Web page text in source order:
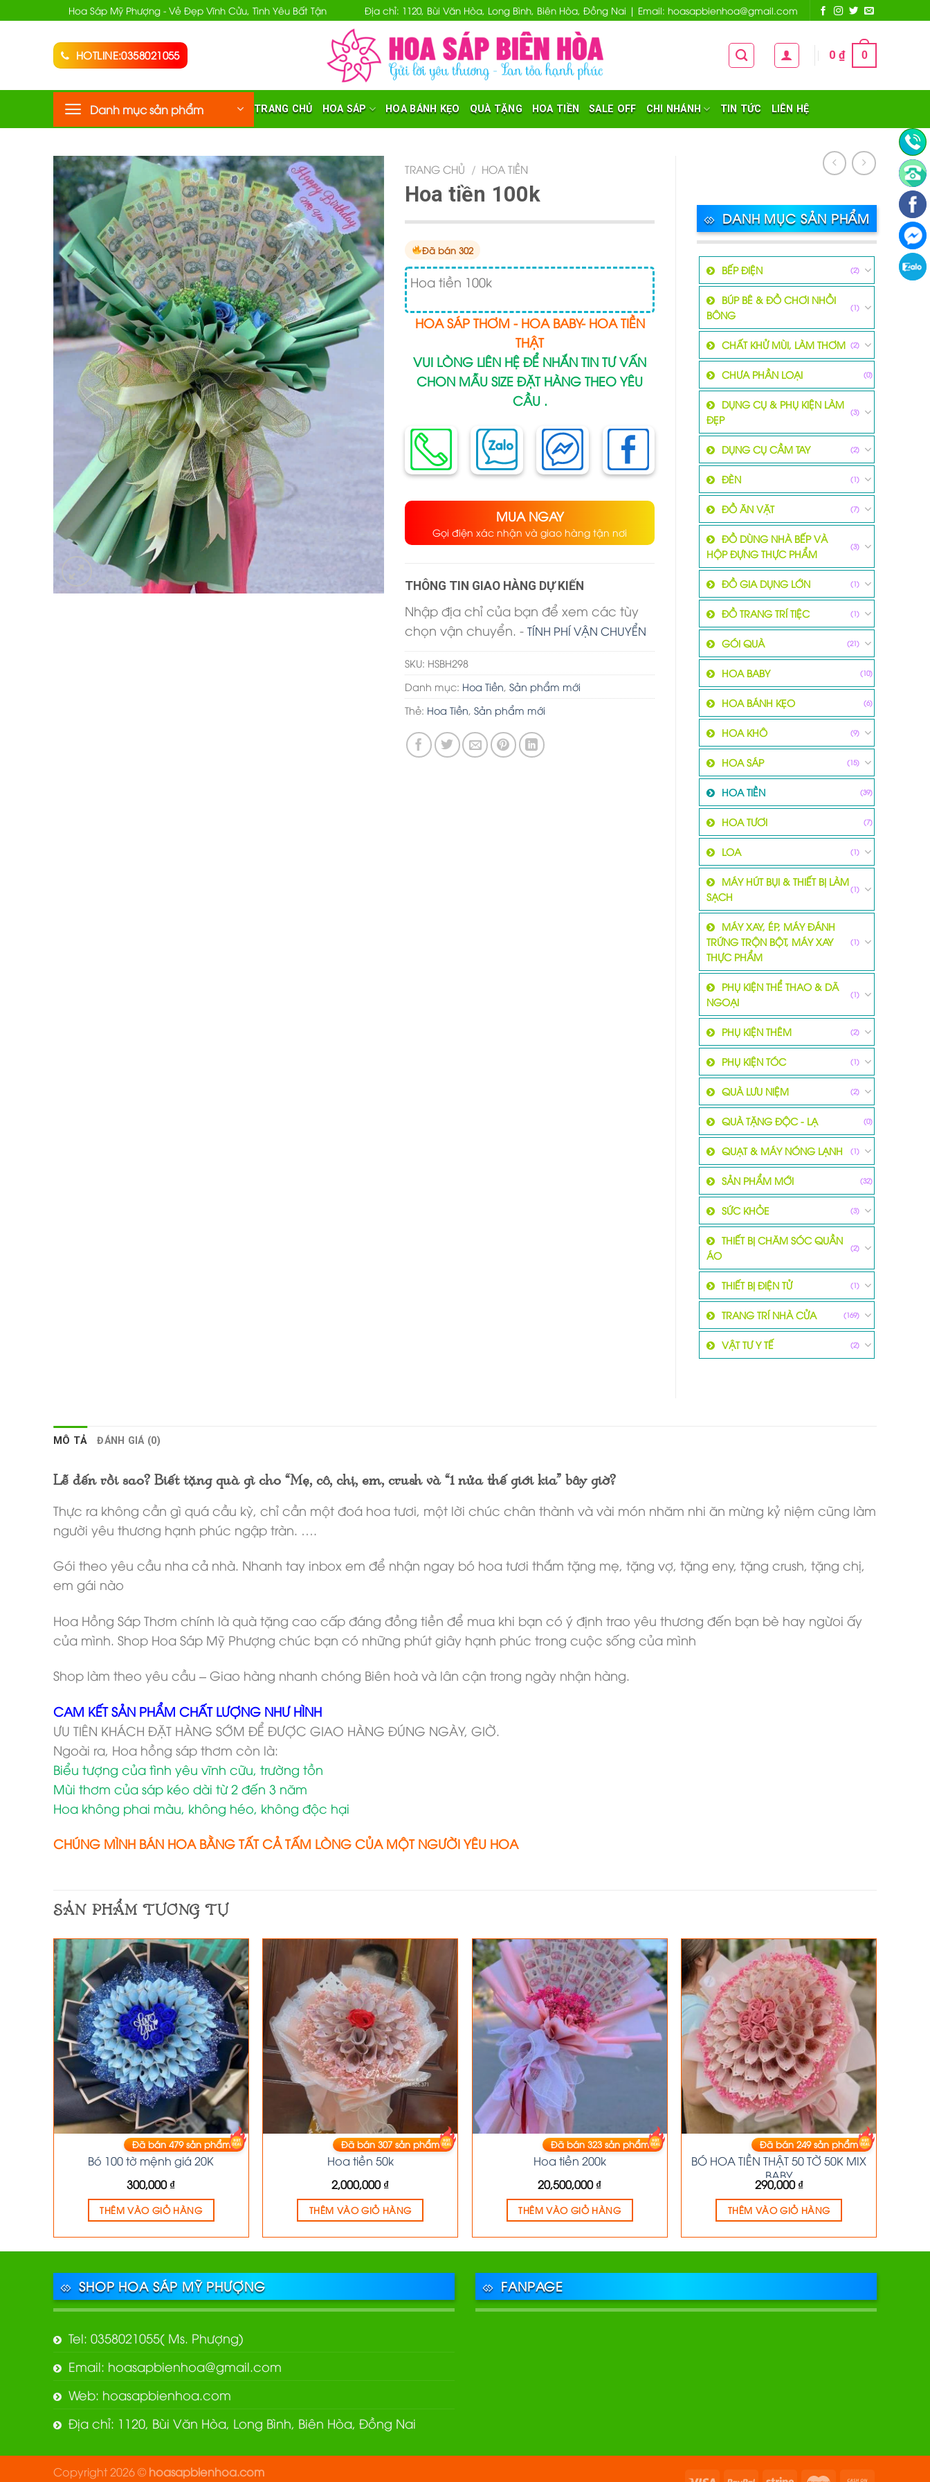
Hoa Sáp Mỹ Phượng - Vẻ Đẹp Vĩnh Cửu, Tình Yêu Bất Tận Địa chỉ: 1120, Bùi Văn Hòa, Long Bình, Biên Hòa, Đồng Nai | Email: hoasapbienhoa@gmail.com
HOTLINE:0358021055 0₫ 0
Danh mục sản phẩm TRANG CHỦ HOA SÁP HOA BÁNH KẸO QUÀ TẶNG HOA TIỀN SALE OFF CHI NHÁNH TIN TỨC LIÊN HỆ
TRANG CHỦ / HOA TIỀN
Hoa tiền 100k
Đã bán 302
Hoa tiền 100k
HOA SÁP THƠM - HOA BABY- HOA TIỀN
THẬT
VUI LÒNG LIÊN HỆ ĐỂ NHẮN TIN TƯ VẤN
CHON MẪU SIZE ĐẶT HÀNG THEO YÊU
CẦU .
MUA NGAY
Gọi điện xác nhận và giao hàng tận nơi
THÔNG TIN GIAO HÀNG DỰ KIẾN
Nhập địa chỉ của bạn để xem các tùy
chọn vận chuyển. -TÍNH PHÍ VẬN CHUYỂN
SKU: HSBH298
Danh mục: Hoa Tiền,Sản phẩm mới
Thẻ: Hoa Tiền,Sản phẩm mới
DANH MỤC SẢN PHẨM
BẾP ĐIỆN (2)
BÚP BÊ & ĐỒ CHƠI NHỒI
BÔNG
(1)
CHẤT KHỬ MÙI, LÀM THƠM (2)
CHƯA PHẦN LOẠI (0)
DỤNG CỤ & PHỤ KIỆN LÀM
ĐẸP
(3)
DỤNG CỤ CẦM TAY (2)
ĐÈN (1)
ĐỒ ĂN VẶT (7)
ĐỒ DÙNG NHÀ BẾP VÀ
HỘP ĐỰNG THỰC PHẨM
(3)
ĐỒ GIA DỤNG LỚN (1)
ĐỒ TRANG TRÍ TIỆC (1)
GÓI QUÀ (21)
HOA BABY (10)
HOA BÁNH KẸO (6)
HOA KHÔ (9)
HOA SÁP (15)
HOA TIỀN (39)
HOA TƯƠI (7)
LOA (1)
MÁY HÚT BỤI & THIẾT BỊ LÀM
SẠCH
(1)
MÁY XAY, ÉP, MÁY ĐÁNH
TRỨNG TRỘN BỘT, MÁY XAY
THỰC PHẨM
(1)
PHỤ KIỆN THỂ THAO & DÃ
NGOẠI
(1)
PHỤ KIỆN THÊM (2)
PHỤ KIỆN TÓC (1)
QUÀ LƯU NIỆM (2)
QUÀ TẶNG ĐỘC - LẠ (0)
QUẠT & MÁY NÓNG LẠNH (1)
SẢN PHẨM MỚI (32)
SỨC KHỎE (3)
THIẾT BỊ CHĂM SÓC QUẦN
ÁO
(2)
THIẾT BỊ ĐIỆN TỬ (1)
TRANG TRÍ NHÀ CỬA (169)
VẬT TƯ Y TẾ (2)
MÔ TẢ ĐÁNH GIÁ (0)
Lễ đến rồi sao? Biết tặng quà gì cho “Mẹ, cô, chị, em, crush và “1 nửa thế giới kia” bây giờ?
Thực ra không cần gì quá cầu kỳ, chỉ cần một đoá hoa tươi, một lời chúc chân thành và vài món nhăm nhi ăn mừng kỷ niệm cũng làm
người yêu thương hạnh phúc ngập tràn. ….
Gói theo yêu cầu nha cả nhà. Nhanh tay inbox em để nhận ngay bó hoa tươi thắm tặng mẹ, tặng vợ, tặng eny, tặng crush, tặng chị,
em gái nào
Hoa Hồng Sáp Thơm chính là quà tặng cao cấp đáng đồng tiền để mua khi bạn có ý định trao yêu thương đến bạn bè hay ngừoi ấy
của mình. Shop Hoa Sáp Mỹ Phượng chúc bạn có những phút giây hạnh phúc trong cuộc sống của mình
Shop làm theo yêu cầu – Giao hàng nhanh chóng Biên hoà và lân cận trong ngày nhận hàng.
CAM KẾT SẢN PHẨM CHẤT LƯỢNG NHƯ HÌNH
ƯU TIÊN KHÁCH ĐẶT HÀNG SỚM ĐỂ ĐƯỢC GIAO HÀNG ĐÚNG NGÀY, GIỜ.
Ngoài ra, Hoa hồng sáp thơm còn là:
Biểu tượng của tình yêu vĩnh cữu, trường tồn
Mùi thơm của sáp kéo dài từ 2 đến 3 năm
Hoa không phai màu, không héo, không độc hại
CHÚNG MÌNH BÁN HOA BẰNG TẤT CẢ TẤM LÒNG CỦA MỘT NGƯỜI YÊU HOA
SẢN PHẨM TƯƠNG TỰ
HOA TIỀN
Bó 100 tờ mệnh giá 20K
300,000₫
Đã bán479sản phẩm
THÊM VÀO GIỎ HÀNG
HOA TIỀN
Hoa tiền 50k
2,000,000₫
Đã bán307sản phẩm
THÊM VÀO GIỎ HÀNG
HOA TIỀN
Hoa tiền 200k
20,500,000₫
Đã bán323sản phẩm
THÊM VÀO GIỎ HÀNG
HOA TIỀN
BÓ HOA TIỀN THẬT 50 TỜ 50K MIX
BABY
290,000₫
Đã bán249sản phẩm
THÊM VÀO GIỎ HÀNG
SHOP HOA SÁP MỸ PHƯỢNG
Tel: 0358021055( Ms. Phượng)
Email: hoasapbienhoa@gmail.com
Web: hoasapbienhoa.com
Địa chỉ: 1120, Bùi Văn Hòa, Long Bình, Biên Hòa, Đồng Nai
FANPAGE
Copyright 2026 ©hoasapbienhoa.com